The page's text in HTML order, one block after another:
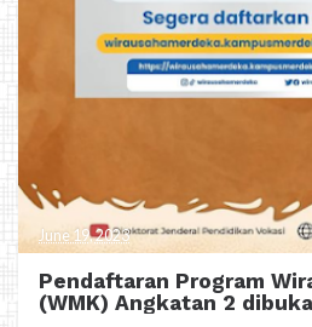
June 19, 2023
Pendaftaran Program
(WMK) Angkatan 2